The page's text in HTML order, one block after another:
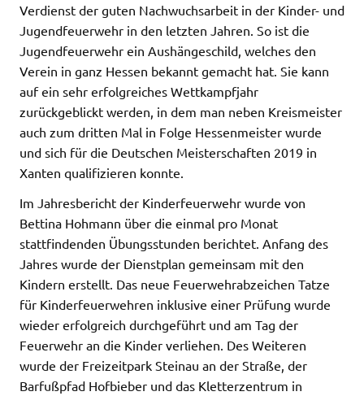
Verdienst der guten Nachwuchsarbeit in der Kinder- und
Jugendfeuerwehr in den letzten Jahren. So ist die
Jugendfeuerwehr ein Aushängeschild, welches den
Verein in ganz Hessen bekannt gemacht hat. Sie kann
auf ein sehr erfolgreiches Wettkampfjahr
zurückgeblickt werden, in dem man neben Kreismeister
auch zum dritten Mal in Folge Hessenmeister wurde
und sich für die Deutschen Meisterschaften 2019 in
Xanten qualifizieren konnte.
Im Jahresbericht der Kinderfeuerwehr wurde von
Bettina Hohmann über die einmal pro Monat
stattfindenden Übungsstunden berichtet. Anfang des
Jahres wurde der Dienstplan gemeinsam mit den
Kindern erstellt. Das neue Feuerwehrabzeichen Tatze
für Kinderfeuerwehren inklusive einer Prüfung wurde
wieder erfolgreich durchgeführt und am Tag der
Feuerwehr an die Kinder verliehen. Des Weiteren
wurde der Freizeitpark Steinau an der Straße, der
Barfußpfad Hofbieber und das Kletterzentrum in